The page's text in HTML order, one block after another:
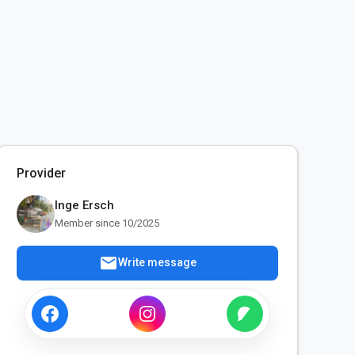
Provider
Inge Ersch
Member since 10/2025
mailWrite message